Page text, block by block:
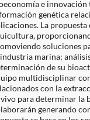
e innovación
genética
La
soluciones
marina;
de su
multidisciplinar
con la
para determinar la
generando